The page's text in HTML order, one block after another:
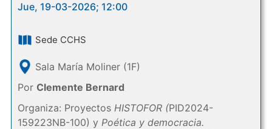
Jue, 19-03-2026; 12:00
Sede CCHS
Sala María Moliner (1F)
Por Clemente Bernard
Organiza: Proyectos HISTOFOR (PID2024-
159223NB-100) y Poética y democracia.